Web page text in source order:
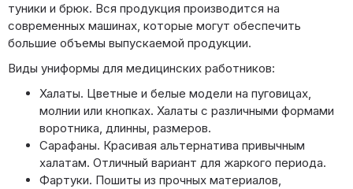
туники и брюк. Вся продукция производится на
современных машинах, которые могут обеспечить
большие объемы выпускаемой продукции.
Виды униформы для медицинских работников:
Халаты. Цветные и белые модели на пуговицах,
молнии или кнопках. Халаты с различными формами
воротника, длинны, размеров.
Сарафаны. Красивая альтернатива привычным
халатам. Отличный вариант для жаркого периода.
Фартуки. Пошиты из прочных материалов,